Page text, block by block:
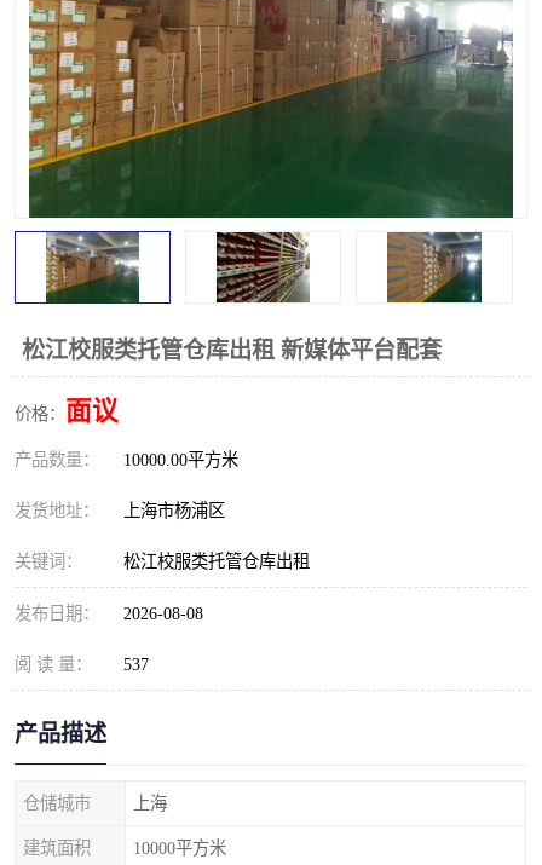
松江校服类托管仓库出租 新媒体平台配套
价格： 面议
产品数量： 10000.00平方米
发货地址： 上海市杨浦区
关键词： 松江校服类托管仓库出租
发布日期： 2026-08-08
阅 读 量： 537
产品描述
仓储城市 上海
建筑面积 10000平方米
仓储 上海电商代发货仓库
上海托管仓库